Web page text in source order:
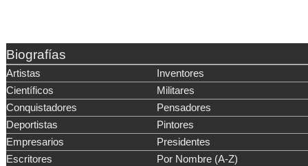
Biografías
Artistas
Inventores
Científicos
Militares
Conquistadores
Pensadores
Deportistas
Pintores
Empresarios
Presidentes
Escritores
Por Nombre (A-Z)